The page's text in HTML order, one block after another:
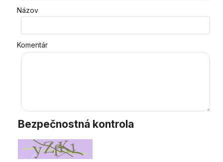
Názov
Komentár
Bezpečnostná kontrola